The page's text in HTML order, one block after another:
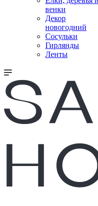
венки
Декор
новогодний
Сосульки
Гирлянды
Ленты